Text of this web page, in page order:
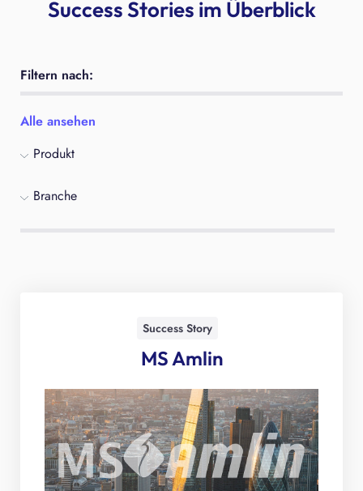
Success Stories im Überblick
Filtern nach:
Alle ansehen
Produkt
Branche
Success Story
MS Amlin